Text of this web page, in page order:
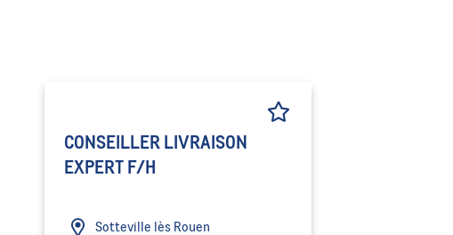
CONSEILLER LIVRAISON
EXPERT F/H
Sotteville lès Rouen